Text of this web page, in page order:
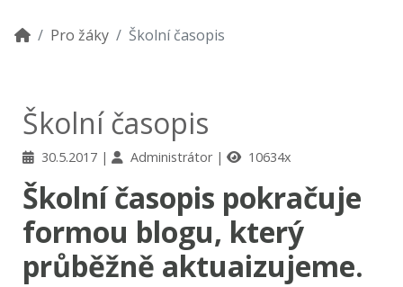
Pro žáky Školní časopis
Školní časopis
30.5.2017 Administrátor 10634x
Školní časopis pokračuje
formou blogu, který
průběžně aktuaizujeme.